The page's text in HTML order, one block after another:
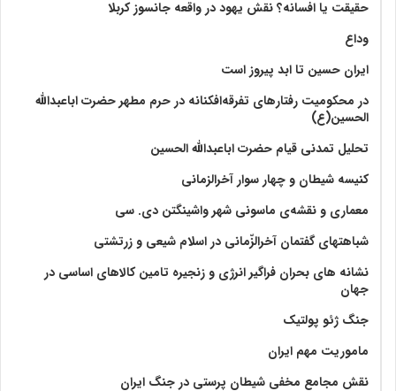
حقیقت یا افسانه؟‌ نقش یهود در واقعه جانسوز کربلا
وداع
ایران حسین تا ابد پیروز است
در محکومیت رفتارهای تفرقه‌افکنانه در حرم مطهر حضرت اباعبدالله
الحسین(ع)
تحلیل تمدنی قیام حضرت اباعبدالله الحسین
کنیسه شیطان و چهار سوار آخرالزمانی
معماری و نقشه‌ی ماسونی شهر واشينگتن دی. سی
شباهتهای گفتمان آخر‌الزّمانی در اسلام شیعی و زرتشتی
نشانه های بحران فراگیر انرژی و زنجیره تامین کالاهای اساسی در
جهان
جنگ ژئو پولتیک
ماموریت مهم ایران
نقش مجامع مخفی شیطان پرستی در جنگ ایران